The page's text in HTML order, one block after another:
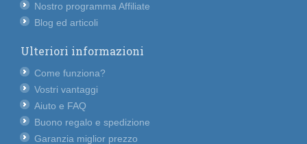
Nostro programma Affiliate
Blog ed articoli
Ulteriori informazioni
Come funziona?
Vostri vantaggi
Aiuto e FAQ
Buono regalo e spedizione
Garanzia miglior prezzo